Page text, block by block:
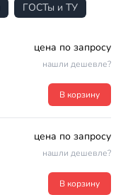
ГОСТы и ТУ
цена по запросу
нашли дешевле?
В корзину
цена по запросу
нашли дешевле?
В корзину